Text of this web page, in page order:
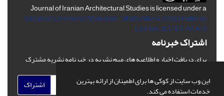
این وب سایت از کوکی ها برای اطمینان از ارائه بهترین
خدمات استفاده می کند.
Journal of Iranian Architectural Studies is licensed under a
Creative Commons Attribution-ShareAlike 4.0 International
License. (CC BY-AA 4.0)
اشتراک خبرنامه
برای دریافت اخبار و اطلاعیه های مهم نشریه در خبرنامه نشریه مشترک
اشتراک